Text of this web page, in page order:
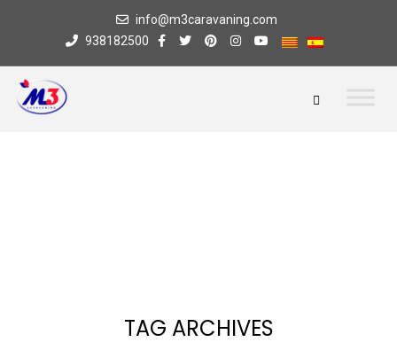
info@m3caravaning.com
938182500
TAG ARCHIVES